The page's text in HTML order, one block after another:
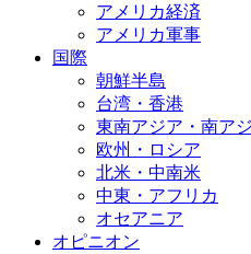
アメリカ経済
アメリカ軍事
国際
朝鮮半島
台湾・香港
東南アジア・南ア
欧州・ロシア
北米・中南米
中東・アフリカ
オセアニア
オピニオン